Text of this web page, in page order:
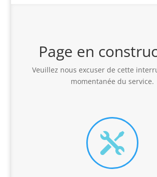
Page en
Veuillez nous excuser de cette
momentanée du service.
